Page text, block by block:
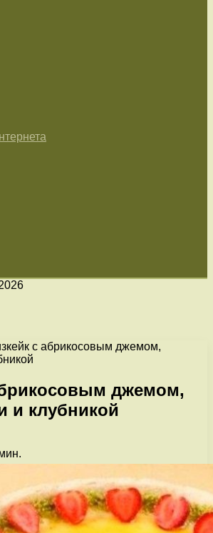
с абрикосовым джемом,
джемом,
и клубникой